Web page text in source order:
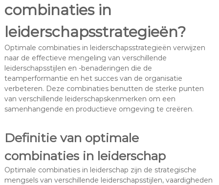
combinaties in
leiderschapsstrategieën?
Optimale combinaties in leiderschapsstrategieën verwijzen
naar de effectieve mengeling van verschillende
leiderschapsstijlen en -benaderingen die de
teamperformantie en het succes van de organisatie
verbeteren. Deze combinaties benutten de sterke punten
van verschillende leiderschapskenmerken om een
samenhangende en productieve omgeving te creëren.
Definitie van optimale
combinaties in leiderschap
Optimale combinaties in leiderschap zijn de strategische
mengsels van verschillende leiderschapsstijlen, vaardigheden